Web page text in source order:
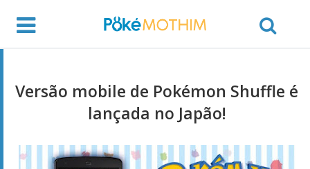
Versão mobile de Pokémon Shuffle é
lançada no Japão!